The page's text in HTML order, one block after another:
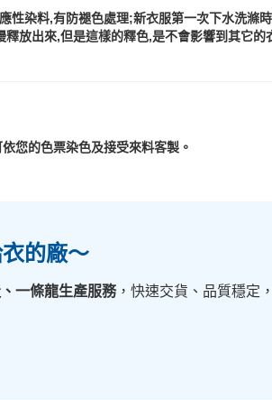
性染料,有防褪色處理;新衣服第一次下水洗滌
放出來,但是這樣的釋色,是不會影響到其它的
您的色票染色及接受來料客製。
的廠～
一條龍生產服務，快速交貨、品質穩定